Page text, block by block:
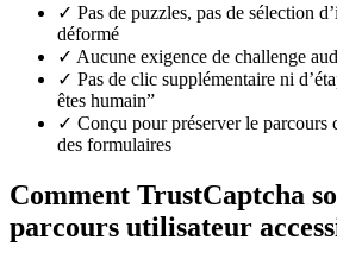
✓ Pas de puzzles, pas de sélection
déformé
✓ Aucune exigence de challenge
✓ Pas de clic supplémentaire ni
êtes humain”
✓ Conçu pour préserver le parcours
des formulaires
Comment TrustCaptcha
parcours utilisateur